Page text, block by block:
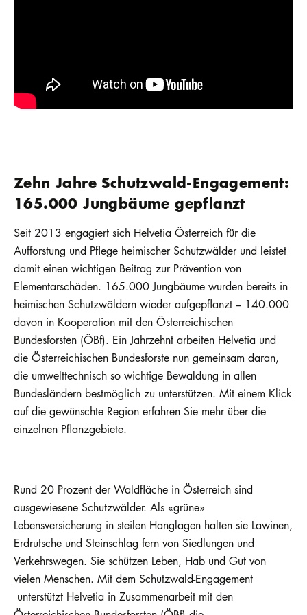
Zehn Jahre Schutzwald-Engagement:
165.000 Jungbäume gepflanzt
Seit 2013 engagiert sich Helvetia Österreich für die
Aufforstung und Pflege heimischer Schutzwälder und leistet
damit einen wichtigen Beitrag zur Prävention von
Elementarschäden. 165.000 Jungbäume wurden bereits in
heimischen Schutzwäldern wieder aufgepflanzt – 140.000
davon in Kooperation mit den Österreichischen
Bundesforsten (ÖBf). Ein Jahrzehnt arbeiten Helvetia und
die Österreichischen Bundesforste nun gemeinsam daran,
die umwelttechnisch so wichtige Bewaldung in allen
Bundesländern bestmöglich zu unterstützen. Mit einem Klick
auf die gewünschte Region erfahren Sie mehr über die
einzelnen Pflanzgebiete.
Rund 20 Prozent der Waldfläche in Österreich sind
ausgewiesene Schutzwälder. Als «grüne»
Lebensversicherung in steilen Hanglagen halten sie Lawinen,
Erdrutsche und Steinschlag fern von Siedlungen und
Verkehrswegen. Sie schützen Leben, Hab und Gut von
vielen Menschen. Mit dem Schutzwald-Engagement
unterstützt Helvetia in Zusammenarbeit mit den